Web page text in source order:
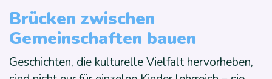
Brücken zwischen
Gemeinschaften bauen
Geschichten, die kulturelle Vielfalt hervorheben,